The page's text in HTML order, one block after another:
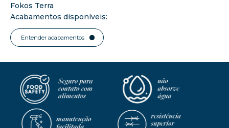
Fokos Terra
Acabamentos disponíveis:
Entender acabamentos